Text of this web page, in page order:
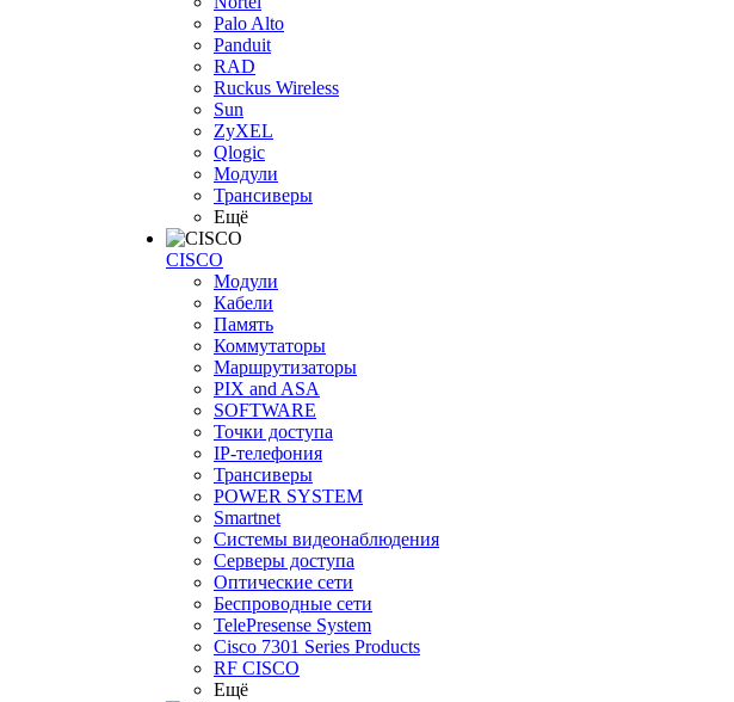
Palo Alto
Panduit
RAD
Ruckus Wireless
Sun
ZyXEL
Qlogic
Модули
Трансиверы
Ещё
CISCO
Модули
Кабели
Память
Коммутаторы
Маршрутизаторы
PIX and ASA
SOFTWARE
Точки доступа
IP-телефония
Трансиверы
POWER SYSTEM
Smartnet
Системы видеонаблюдения
Серверы доступа
Оптические сети
Беспроводные сети
TelePresense System
Cisco 7301 Series Products
RF CISCO
Ещё